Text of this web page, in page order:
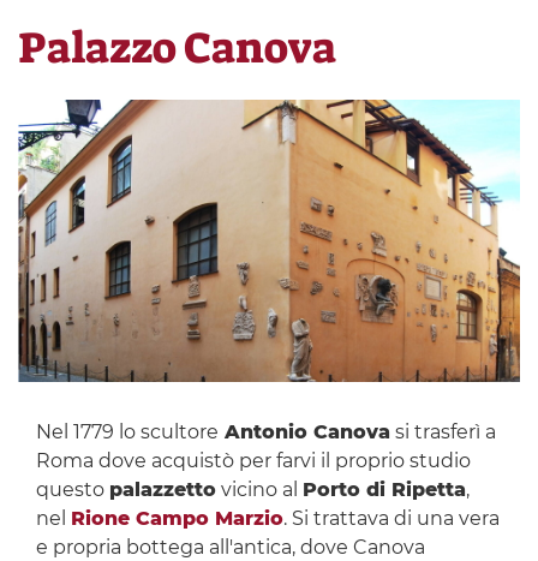
Palazzo Canova
Nel 1779 lo scultore Antonio Canova si trasferì a
Roma dove acquistò per farvi il proprio studio
questo palazzettovicino al Porto di Ripetta,
nel Rione Campo Marzio. Si trattava di una vera
e propria bottega all'antica, dove Canova